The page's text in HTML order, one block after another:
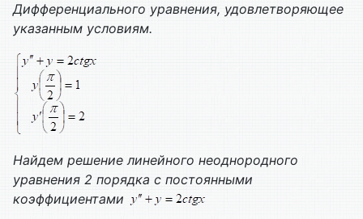
Дифференциального уравнения, удовлетворяющее
указанным условиям.
Найдем решение линейного неоднородного
уравнения 2 порядка с постоянными
коэффициентами